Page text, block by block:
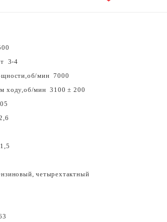
3-4
мин 7000
ходу,об/мин 3100 ± 200
четырехтактный